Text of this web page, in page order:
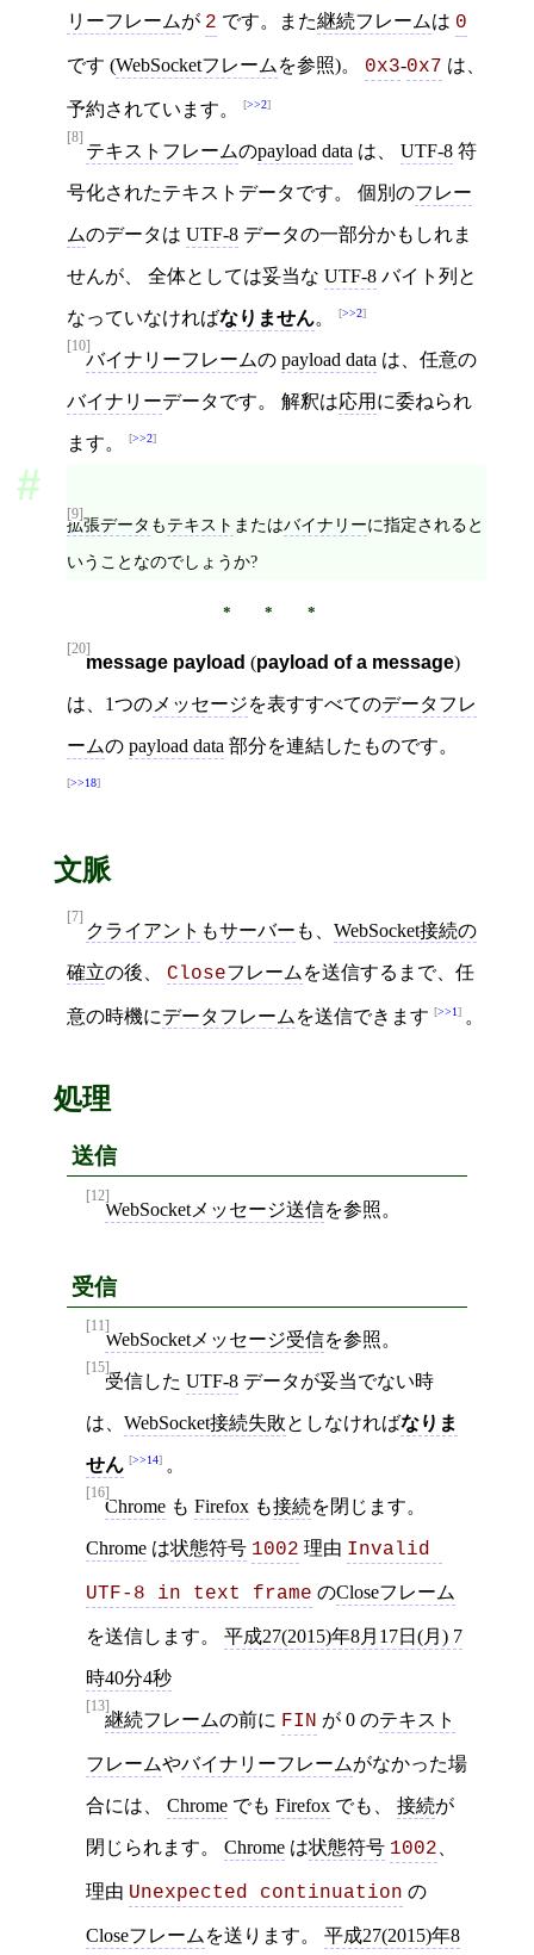
リーフレームが 2 です。また継続フレームは 0
です (WebSocketフレーム を参照)。 0x3-0x7 は、
予約されています。 >>2
[8]
テキストフレームのpayload data は、 UTF-8 符
号化されたテキストデータです。 個別のフレー
ムのデータは UTF-8 データの一部分かもしれま
せんが、 全体としては妥当な UTF-8 バイト列と
なっていなければなりません。 >>2
[10]
バイナリーフレームの payload data は、任意の
バイナリーデータです。 解釈は応用 に委ねられ
ます。 >>2
[9]
拡張データ もテキスト またはバイナリーに指定されると
いうことなのでしょうか?
[20]
message payload (payload of a message)
は、1つの メッセージを表すすべてのデータフレ
ームの payload data 部分を連結したものです。
>>18
文脈
[7]
クライアント もサーバー も、 WebSocket接続の
確立の後、 Closeフレーム を送信するまで、任
意の時機にデータフレーム を送信できます >>1 。
処理
送信
[12]
WebSocketメッセージ送信を参照。
受信
[11]
WebSocketメッセージ受信を参照。
[15]
受信した UTF-8 データが妥当でない時
は、 WebSocket接続失敗としなければなりま
せん >>14 。
[16]
Chrome も Firefox も接続を閉じます。
Chrome は状態符号 1002 理由 Invalid
UTF-8 in text frame のCloseフレーム
を送信します。 平成27(2015)年8月17日(月) 7
時40分4秒
[13]
継続フレームの前に FIN が 0 のテキスト
フレームやバイナリーフレームがなかった場
合には、 Chrome でも Firefox でも、 接続が
閉じられます。 Chrome は状態符号 1002
理由 Unexpected continuation の
Closeフレーム を送ります。 平成27(2015)年8